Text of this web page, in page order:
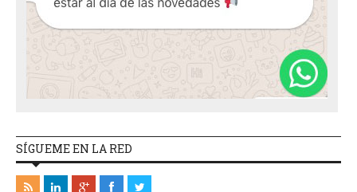
SÍGUEME EN LA RED